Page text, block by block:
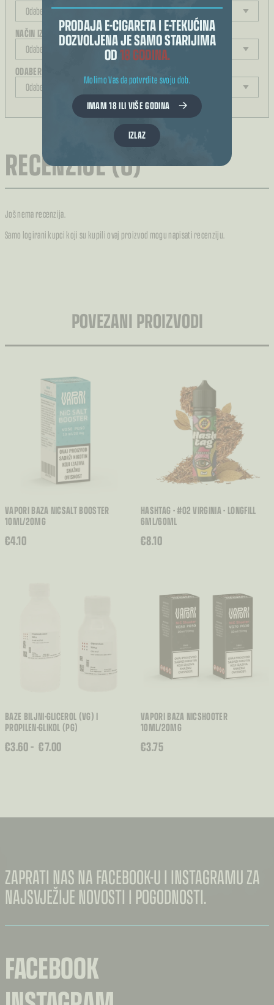
PRODAJA E-CIGARETA I E-TEKUĆINA
DOZVOLJENA JE SAMO STARIJIMA
OD18 GODINA.
Molimo Vas da potvrdite svoju dob.
IMAM 18 ILI VIŠE GODINA
IZLAZ
NAČIN IZRAČUNA KOLIČINE
ODABERITE JAČINU
REZULTAT ODABIRA
RECENZIJE (0)
Još nema recenzija.
Samo logirani kupci koji su kupili ovaj proizvod mogu napisati recenziju.
POVEZANI PROIZVODI
VAPORI BAZA NICSALT BOOSTER
10ML/20MG
€4.10
HASHTAG - #02 VIRGINIA - LONGFILL
6ML/60ML
€8.10
BAZE BILJNI-GLICEROL (VG) I
PROPILEN-GLIKOL (PG)
€3.60– €7.00
RASPON
€7.00
VAPORI BAZA NICSHOOTER
10ML/20MG
€3.75
ZAPRATI NAS NA FACEBOOK-U I INSTAGRAMU ZA
NAJSVJEŽIJE NOVOSTI I POGODNOSTI.
FACEBOOK